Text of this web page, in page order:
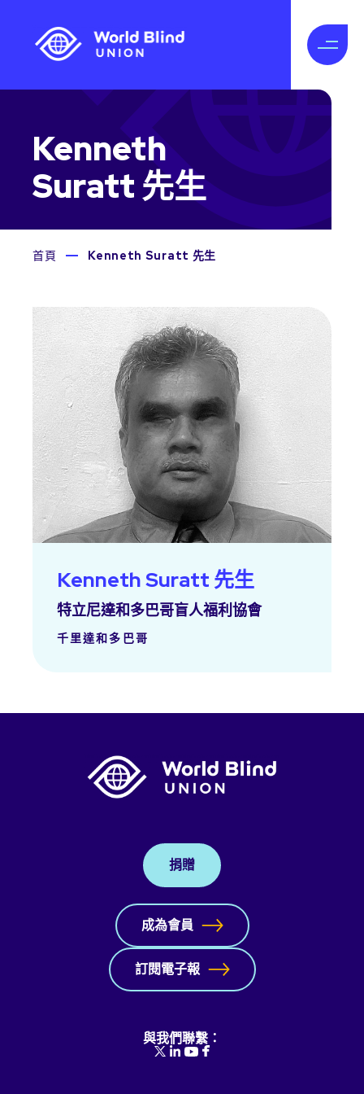
Kenneth
Suratt 先生
首頁 Kenneth Suratt 先生
Kenneth Suratt 先生
特立尼達和多巴哥盲人福利協會
千里達和多巴哥
捐贈
成為會員
訂閱電子報
與我們聯繫：